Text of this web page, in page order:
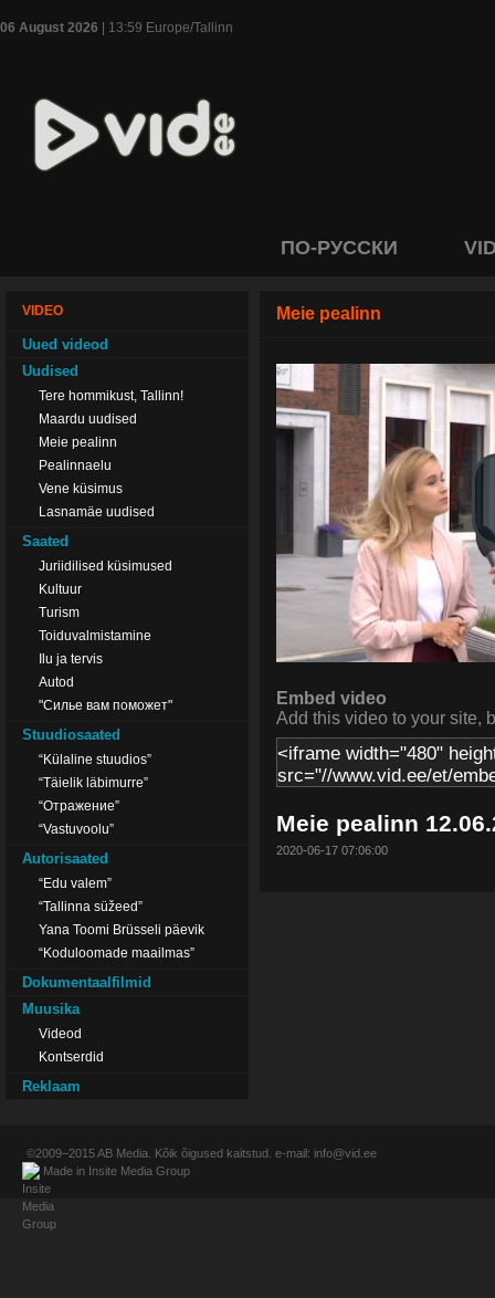
06 August 2026 | 13:59 Europe/Tallinn
ПО-РУССКИ
VIDEO
Uued videod
Uudised
Tere hommikust, Tallinn!
Maardu uudised
Meie pealinn
Pealinnaelu
Vene küsimus
Lasnamäe uudised
Saated
Juriidilised küsimused
Kultuur
Turism
Toiduvalmistamine
Ilu ja tervis
Autod
"Силье вам поможет"
Stuudiosaated
“Külaline stuudios”
“Täielik läbimurre”
“Отражение”
“Vastuvoolu”
Autorisaated
“Edu valem”
“Tallinna süžeed”
Yana Toomi Brüsseli päevik
“Koduloomade maailmas”
Dokumentaalfilmid
Muusika
Videod
Kontserdid
Reklaam
Meie pealinn
Embed video
Add this video to your site,
Meie pealinn
2020-06-17 07:06:00
©2009–2015AB Media . Kõik õigused kaitstud. e-mail: info@vid.ee
Made in Insite Media Group